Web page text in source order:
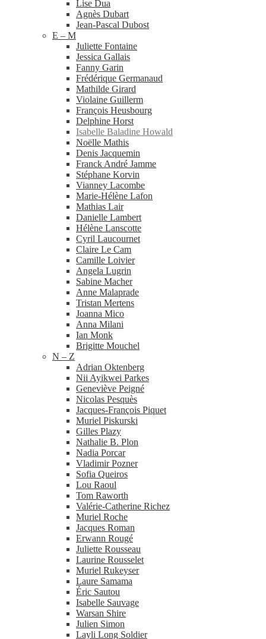
Lise Dua
Agnès Dubart
Jean-​Pascal Dubost
E – M
Juliette Fontaine
Jessica Gallais
Fanny Garin
Frédérique Germanaud
Mathilde Girard
Violaine Guillerm
François Heusbourg
Delphine Horst
Isabelle Baladine Howald
Noëlle Mathis
Denis Jacquemin
Franck André Jamme
Stéphane Korvin
Vianney Lacombe
Marie-​Hélène Lafon
Mathias Lair
Danielle Lambert
Hélène Lanscotte
Cyril Laucournet
Claire Le Cam
Camille Loivier
Angela Lugrin
Sabine Macher
Anne Malaprade
Tristan Mertens
Joanna Mico
Anna Milani
Ian Monk
Brigitte Mouchel
N – Z
Adrian Oktenberg
Nii Ayikwei Parkes
Geneviève Peigné
Nicolas Pesquès
Jacques-​François Piquet
Muriel Piskurski
Gilles Plazy
Nathalie B. Plon
Nadia Porcar
Vladimir Pozner
Sofia Queiros
Lou Raoul
Tom Raworth
Valérie-​Catherine Richez
Muriel Roche
Jacques Roman
Erwann Rougé
Juliette Rousseau
Laurine Rousselet
Muriel Rukeyser
Laure Samama
Éric Sautou
Isabelle Sauvage
Warsan Shire
Julien Simon
Layli Long Soldier